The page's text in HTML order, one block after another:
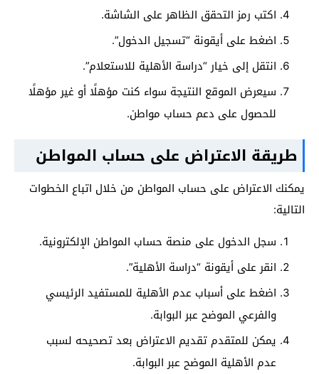
اكتب رمز التحقق الظاهر على الشاشة.
اضغط على أيقونة “تسجيل الدخول”.
انتقل إلى خيار “دراسة الأهلية للاستعلام”.
سيعرض الموقع النتيجة سواء كنت مؤهلًا أو غير مؤهلًا
للحصول على دعم حساب مواطن.
طريقة الاعتراض على حساب المواطن
يمكنك الاعتراض على حساب المواطن من خلال اتباع الخطوات
التالية:
سجل الدخول على منصة حساب المواطن الإلكترونية.
انقر على أيقونة “دراسة الأهلية”.
اضغط على أسباب عدم الأهلية للمستفيد الرئيسي
والفرعي الموضح عبر البوابة.
يمكن للمتقدم تقديم الاعتراض بعد تصحيحه لسبب
عدم الأهلية الموضح عبر البوابة.